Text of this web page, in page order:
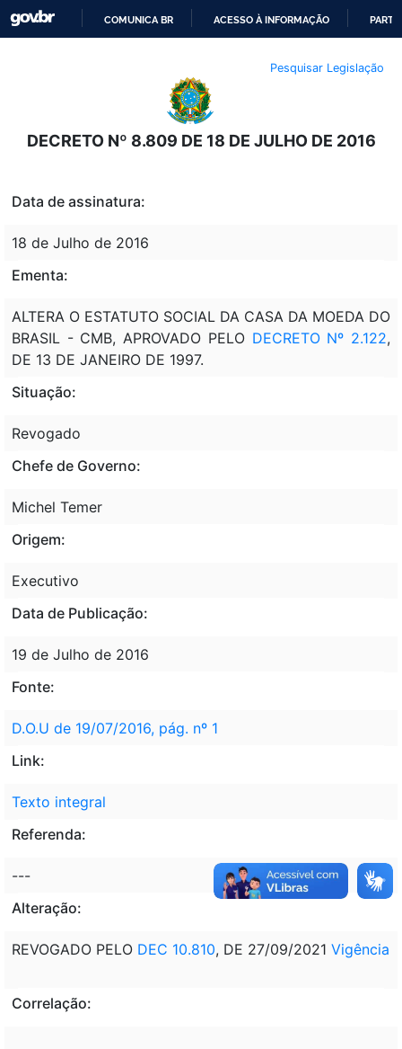
O
CONTEÚDO
COMUNICA BR ACESSO À INFORMAÇÃO
Pesquisar Legislação
DECRETO Nº 8.809 DE 18 DE JULHO DE 2016
Data de assinatura:
18 de Julho de 2016
Ementa:
ALTERA O ESTATUTO SOCIAL DA CASA DA MOEDA DO
BRASIL - CMB, APROVADO PELO DECRETO Nº 2.122,
DE 13 DE JANEIRO DE 1997.
Situação:
Revogado
Chefe de Governo:
Michel Temer
Origem:
Executivo
Data de Publicação:
19 de Julho de 2016
Fonte:
D.O.U de 19/07/2016, pág. nº 1
Link:
Texto integral
Referenda:
---
Alteração:
REVOGADO PELO DEC 10.810, DE 27/09/2021 Vigência
Correlação: